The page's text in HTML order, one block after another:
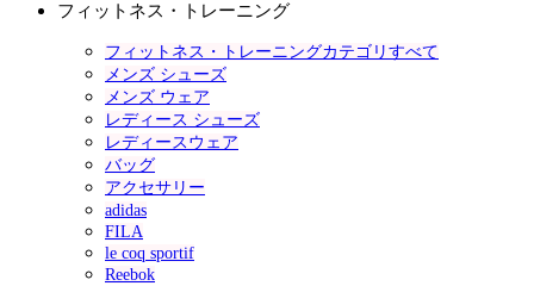
フィットネス・トレーニング
フィットネス・トレーニングカテゴリすべて
メンズ シューズ
メンズ ウェア
レディース シューズ
レディースウェア
バッグ
アクセサリー
adidas
FILA
le coq sportif
Reebok